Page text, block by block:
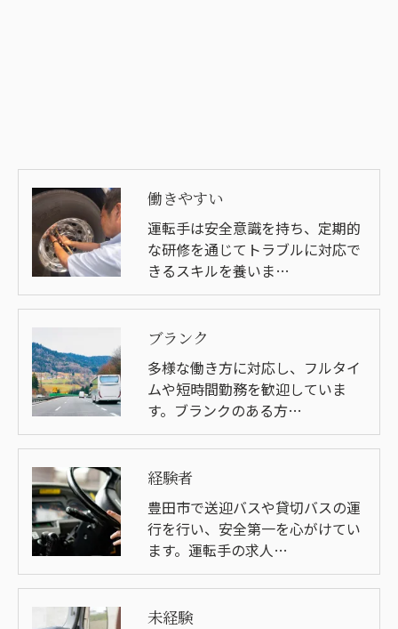
働きやすい
運転手は安全意識を持ち、定期的
な研修を通じてトラブルに対応で
きるスキルを養いま…
ブランク
多様な働き方に対応し、フルタイ
ムや短時間勤務を歓迎していま
す。ブランクのある方…
経験者
豊田市で送迎バスや貸切バスの運
行を行い、安全第一を心がけてい
ます。運転手の求人…
未経験